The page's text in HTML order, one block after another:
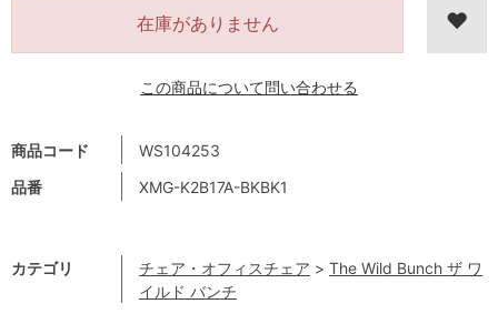
商品コード
WS104253
品番
XMG-K2B17A-BKBK1
カテゴリ チェア・オフィスチェア > The Wild Bunch ザ ワ
イルド バンチ
在庫がありません
この商品について問い合わせる